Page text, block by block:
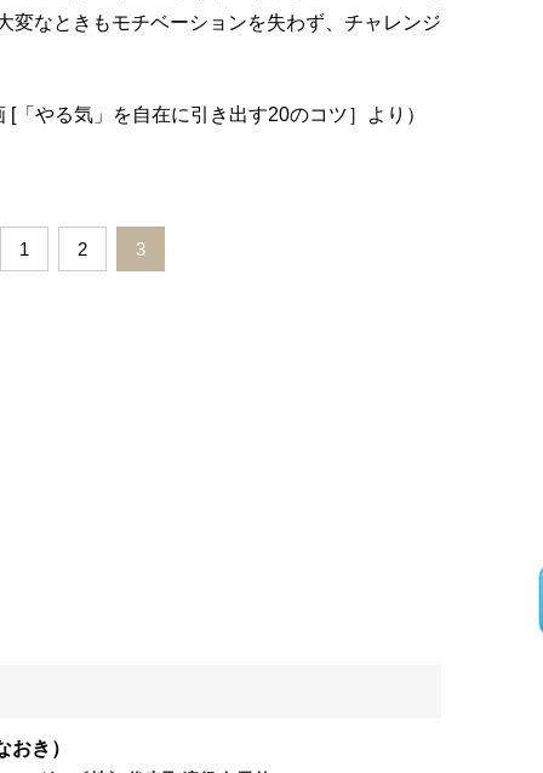
変なときもモチベーションを失わず、チャレンジ
やる気」を自在に引き出す20のコツ］より）
1 2 3
おき）